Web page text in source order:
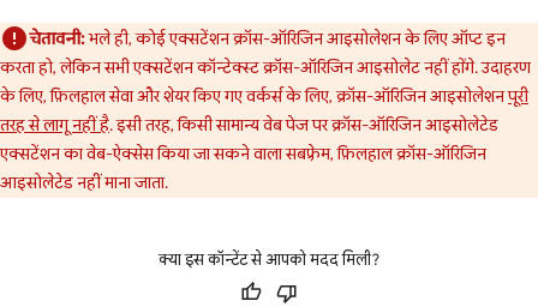
चेतावनी:भले ही, कोई एक्सटेंशन क्रॉस-ऑरिजिन आइसोलेशन के लिए ऑप्ट इन
करता हो, लेकिन सभी एक्सटेंशन कॉन्टेक्स्ट क्रॉस-ऑरिजिन आइसोलेट नहीं होंगे. उदाहरण
के लिए, फ़िलहाल सेवा और शेयर किए गए वर्कर्स के लिए, क्रॉस-ऑरिजिन आइसोलेशनपूरी
तरह से लागू नहीं है. इसी तरह, किसी सामान्य वेब पेज पर क्रॉस-ऑरिजिन आइसोलेटेड
एक्सटेंशन का वेब-ऐक्सेस किया जा सकने वाला सबफ़्रेम, फ़िलहाल क्रॉस-ऑरिजिन
आइसोलेटेड नहीं माना जाता.
क्या इस कॉन्टेंट से आपको मदद मिली?